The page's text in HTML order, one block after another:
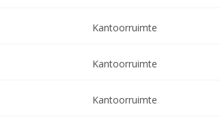
Kantoorruimte
Kantoorruimte
Kantoorruimte